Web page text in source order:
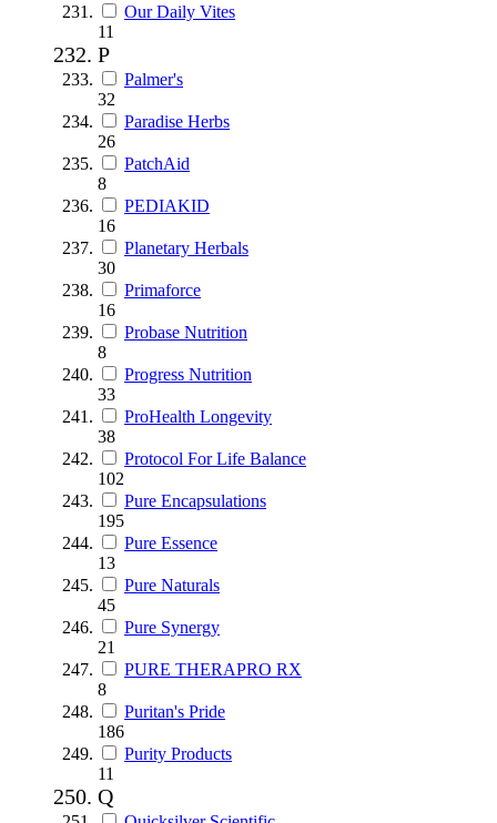
Our Daily Vites
11
P
Palmer's
32
Paradise Herbs
26
PatchAid
8
PEDIAKID
16
Planetary Herbals
30
Primaforce
16
Probase Nutrition
8
Progress Nutrition
33
ProHealth Longevity
38
Protocol For Life Balance
102
Pure Encapsulations
195
Pure Essence
13
Pure Naturals
45
Pure Synergy
21
PURE THERAPRO RX
8
Puritan's Pride
186
Purity Products
11
Q